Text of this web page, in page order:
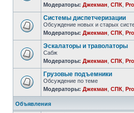
Модераторы: Джекман СПК
Системы диспетчеризации
Обсуждение новых и старых
Модераторы: Джекман СПК
Эскалаторы и траволаторы
Сабж
Модераторы: Джекман СПК
Грузовые подъемники
Обсуждение по теме
Модераторы: Джекман СПК
Объявления